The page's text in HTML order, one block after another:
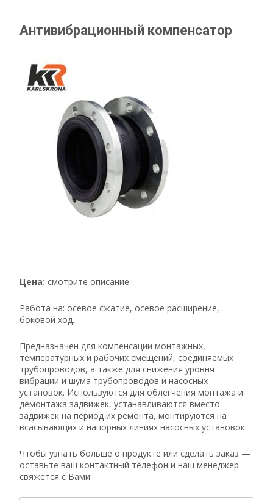
Антивибрационный компенсатор
Цена: смотрите описание
Работа на: осевое сжатие, осевое расширение,
боковой ход.
Предназначен для компенсации монтажных,
температурных и рабочих смещений, соединяемых
трубопроводов, а также для снижения уровня
вибрации и шума трубопроводов и насосных
установок. Используются для облегчения монтажа и
демонтажа задвижек, устанавливаются вместо
задвижек на период их ремонта, монтируются на
всасывающих и напорных линиях насосных установок.
Чтобы узнать больше о продукте или сделать заказ —
оставьте ваш контактный телефон и наш менеджер
свяжется с Вами.